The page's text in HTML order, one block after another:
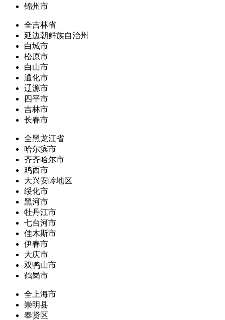
锦州市
全吉林省
延边朝鲜族自治州
白城市
松原市
白山市
通化市
辽源市
四平市
吉林市
长春市
全黑龙江省
哈尔滨市
齐齐哈尔市
鸡西市
大兴安岭地区
绥化市
黑河市
牡丹江市
七台河市
佳木斯市
伊春市
大庆市
双鸭山市
鹤岗市
全上海市
崇明县
奉贤区